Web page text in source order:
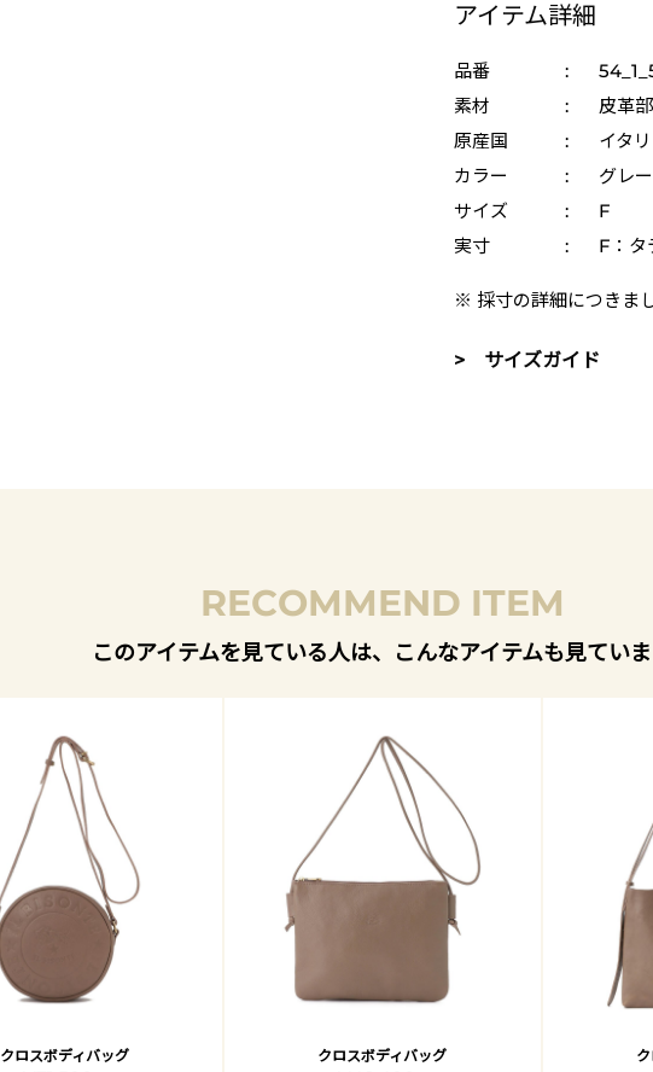
アイテム詳細
品番 :
素材
:
皮革
原産国
:
イタ
カラー
:
グレ
サイズ
:
F
実寸
: F：タ
※ 採寸の詳細につきま
> サイズガイド
RECOMMEND ITEM
このアイテムを見ている人は、こんなアイテムも見てい
クロスボディバッグ クロスボディバッグ